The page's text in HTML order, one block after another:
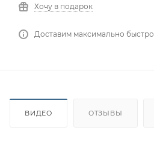
Хочу в подарок
Доставим максимально быстро
ВИДЕО ОТЗЫВЫ